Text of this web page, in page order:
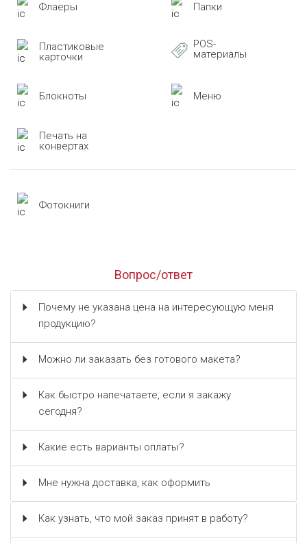
Флаеры Папки
Пластиковые
карточки
POS-
материалы
Блокноты Меню
Печать на
конвертах
Фотокниги
Вопрос/ответ
Почему не указана цена на интересующую меня
продукцию?
Можно ли заказать без готового макета?
Как быстро напечатаете, если я закажу
сегодня?
Какие есть варианты оплаты?
Мне нужна доставка, как оформить
Как узнать, что мой заказ принят в работу?